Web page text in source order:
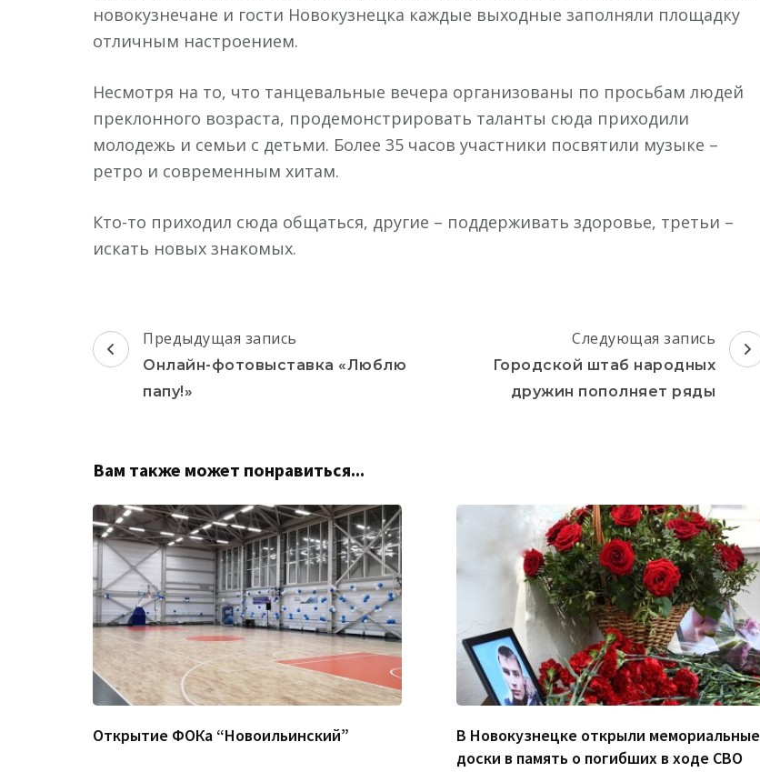
новокузнечане и гости Новокузнецка каждые выходные заполняли площадку
отличным настроением.
Несмотря на то, что танцевальные вечера организованы по просьбам людей
преклонного возраста, продемонстрировать таланты сюда приходили
молодежь и семьи с детьми. Более 35 часов участники посвятили музыке –
ретро и современным хитам.
Кто-то приходил сюда общаться, другие – поддерживать здоровье, третьи –
искать новых знакомых.
Навигация
по
записям
Предыдущая запись
Онлайн-фотовыставка «Люблю
папу!»
Следующая запись
Городской штаб народных
дружин пополняет ряды
Вам также может понравиться...
Открытие ФОКа “Новоильинский”
В Новокузнецке открыли мемориальные
доски в память о погибших в ходе СВО